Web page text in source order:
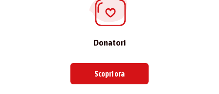
Donatori
Scopri ora